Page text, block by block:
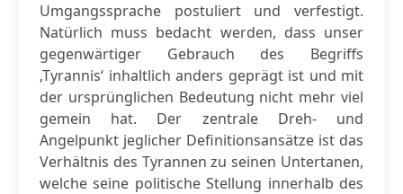
Umgangssprache postuliert und verfestigt.
Natürlich muss bedacht werden, dass unser
gegenwärtiger Gebrauch des Begriffs
‚Tyrannis‘ inhaltlich anders geprägt ist und mit
der ursprünglichen Bedeutung nicht mehr viel
gemein hat. Der zentrale Dreh- und
Angelpunkt jeglicher Definitionsansätze ist das
Verhältnis des Tyrannen zu seinen Untertanen,
welche seine politische Stellung innerhalb des